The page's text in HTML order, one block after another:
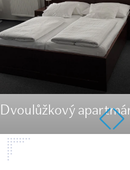
Dvoulůžkový